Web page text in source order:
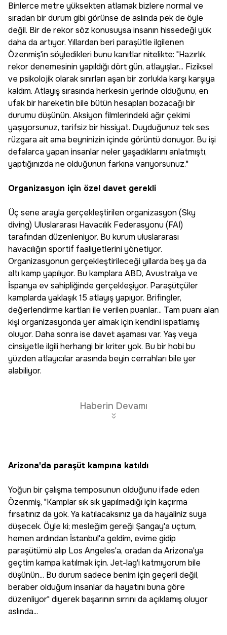
Binlerce metre yüksekten atlamak bizlere normal ve
sıradan bir durum gibi görünse de aslında pek de öyle
değil. Bir de rekor söz konusuysa insanın hissedeği yük
daha da artıyor. Yıllardan beri paraşütle ilgilenen
Özenmiş'in söyledikleri bunu kanıtlar nitelikte: "Hazırlık,
rekor denemesinin yapıldığı dört gün, atlayışlar... Fiziksel
ve psikolojik olarak sınırları aşan bir zorlukla karşı karşıya
kaldım. Atlayış sırasında herkesin yerinde olduğunu, en
ufak bir hareketin bile bütün hesapları bozacağı bir
durumu düşünün. Aksiyon filmlerindeki ağır çekimi
yaşıyorsunuz, tarifsiz bir hissiyat. Duyduğunuz tek ses
rüzgara ait ama beyninizin içinde görüntü donuyor. Bu işi
defalarca yapan insanlar neler yaşadıklarını anlatmıştı,
yaptığınızda ne olduğunun farkına varıyorsunuz."
Organizasyon için özel davet gerekli
Üç sene arayla gerçekleştirilen organizasyon (Sky
diving) Uluslararası Havacılık Federasyonu (FAI)
tarafından düzenleniyor. Bu kurum uluslararası
havacılığın sportif faaliyetlerini yönetiyor.
Organizasyonun gerçekleştirileceği yıllarda beş ya da
altı kamp yapılıyor. Bu kamplara ABD, Avustralya ve
İspanya ev sahipliğinde gerçekleşiyor. Paraşütçüler
kamplarda yaklaşık 15 atlayış yapıyor. Brifingler,
değerlendirme kartları ile verilen puanlar... Tam puanı alan
kişi organizasyonda yer almak için kendini ispatlamış
oluyor. Daha sonra ise davet aşaması var. Yaş veya
cinsiyetle ilgili herhangi bir kriter yok. Bu bir hobi bu
yüzden atlayıcılar arasında beyin cerrahları bile yer
alabiliyor.
Haberin Devamı
Arizona'da paraşüt kampına katıldı
Yoğun bir çalışma temposunun olduğunu ifade eden
Özenmiş, "Kamplar sık sık yapılmadığı için kaçırma
fırsatınız da yok. Ya katılacaksınız ya da hayaliniz suya
düşecek. Öyle ki; mesleğim gereği Şangay'a uçtum,
hemen ardından İstanbul'a geldim, evime gidip
paraşütümü alıp Los Angeles'a, oradan da Arizona'ya
geçtim kampa katılmak için. Jet-lag'i katmıyorum bile
düşünün... Bu durum sadece benim için geçerli değil,
beraber olduğum insanlar da hayatını buna göre
düzenliyor" diyerek başarının sırrını da açıklamış oluyor
aslında...